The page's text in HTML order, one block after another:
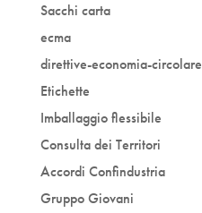
Sacchi carta
ecma
direttive-economia-circolare
Etichette
Imballaggio flessibile
Consulta dei Territori
Accordi Confindustria
Gruppo Giovani